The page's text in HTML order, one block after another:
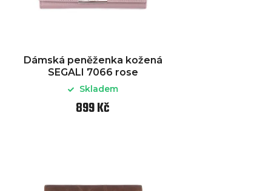
Dámská peněženka kožená
SEGALI 7066 rose
Skladem
899 Kč